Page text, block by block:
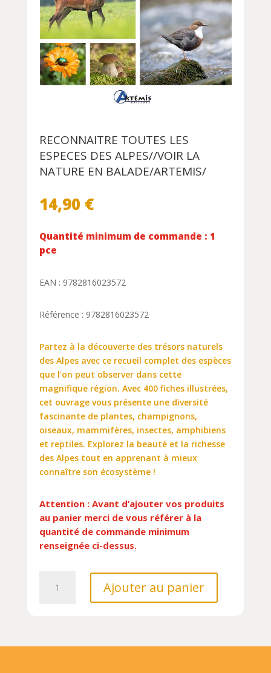
RECONNAITRE TOUTES LES
ESPECES DES ALPES//VOIR LA
NATURE EN BALADE/ARTEMIS/
14,90 €
Quantité minimum de commande : 1
pce
EAN : 9782816023572
Référence : 9782816023572
Partez à la découverte des trésors naturels
des Alpes avec ce recueil complet des espèces
que l’on peut observer dans cette
magnifique région. Avec 400 fiches illustrées,
cet ouvrage vous présente une diversité
fascinante de plantes, champignons,
oiseaux, mammifères, insectes, amphibiens
et reptiles. Explorez la beauté et la richesse
des Alpes tout en apprenant à mieux
connaître son écosystème !
Attention : Avant d’ajouter vos produits
au panier merci de vous référer à la
quantité de commande minimum
renseignée ci-dessus.
RECONNAITRE
ESPECES
Ajouter au panier